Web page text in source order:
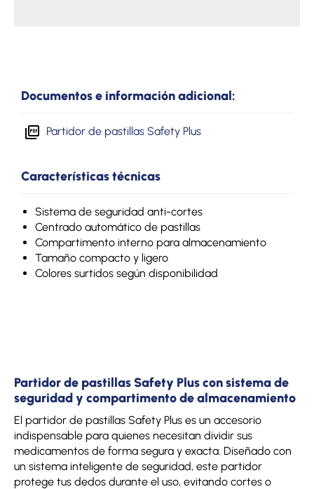
Documentos e información adicional:
Partidor de pastillas Safety Plus
Características técnicas
Sistema de seguridad anti-cortes
Centrado automático de pastillas
Compartimento interno para almacenamiento
Tamaño compacto y ligero
Colores surtidos según disponibilidad
Partidor de pastillas Safety Plus con sistema de
seguridad y compartimento de almacenamiento
El partidor de pastillas Safety Plus es un accesorio
indispensable para quienes necesitan dividir sus
medicamentos de forma segura y exacta. Diseñado con
un sistema inteligente de seguridad, este partidor
protege tus dedos durante el uso, evitando cortes o